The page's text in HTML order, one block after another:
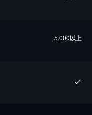
5,000以上